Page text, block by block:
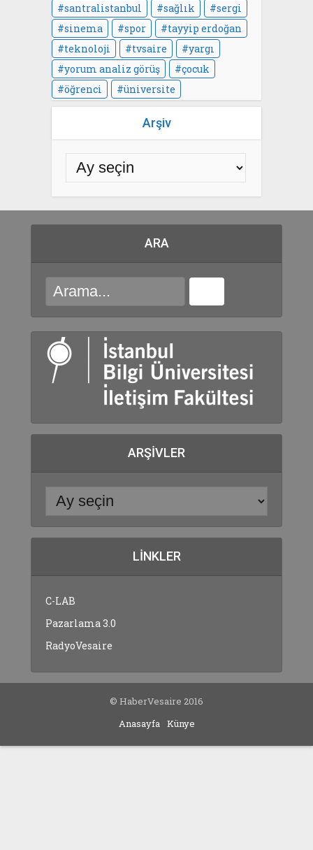
santralistanbul
sağlık
sergi
sinema
spor
tayyip erdoğan
teknoloji
tvsaire
yargı
yorum analiz görüş
çocuk
öğrenci
üniversite
Arşiv
ARA
ARŞIVLER
LINKLER
C-LAB
Pazarlama 3.0
RadyoVesaire
© HaberVesaire 2016
Anasayfa Künye